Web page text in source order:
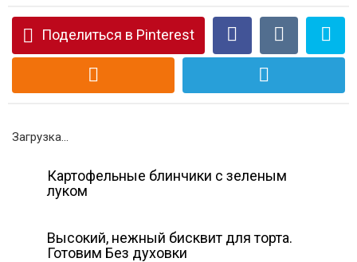
Поделиться в Pinterest
Загрузка...
Картофельные блинчики с зеленым
луком
Высокий, нежный бисквит для торта.
Готовим Без духовки